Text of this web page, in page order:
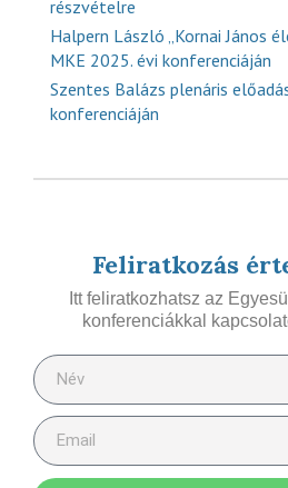
részvételre
Halpern László „Kornai János
MKE 2025. évi konferenciáján
Szentes Balázs plenáris
konferenciáján
Feliratkozás
Itt feliratkozhatsz az
konferenciákkal